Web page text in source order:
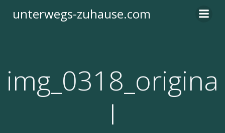
Inhalt
unterwegs-zuhause.com
img_0318_origina
l